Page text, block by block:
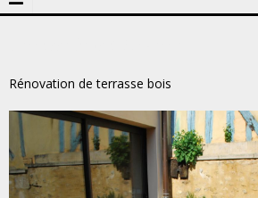
Rénovation de terrasse bois